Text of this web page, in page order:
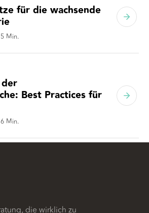
für die wachsende
5 Min.
Best Practices für
6 Min.
die wirklich zu